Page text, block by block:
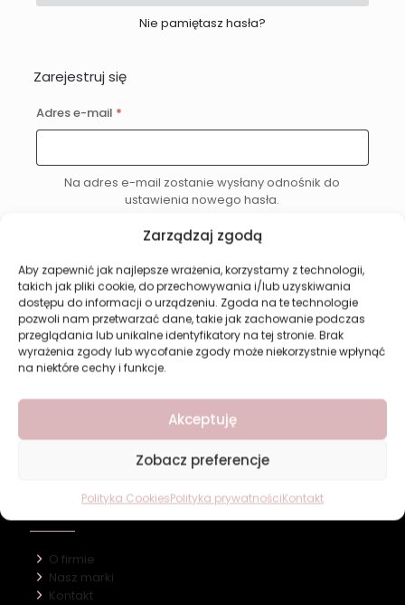
Zarządzaj zgodą
Aby zapewnić jak najlepsze wrażenia, korzystamy z technologii,
takich jak pliki cookie, do przechowywania i/lub uzyskiwania
dostępu do informacji o urządzeniu. Zgoda na te technologie
pozwoli nam przetwarzać dane, takie jak zachowanie podczas
przeglądania lub unikalne identyfikatory na tej stronie. Brak
wyrażenia zgody lub wycofanie zgody może niekorzystnie wpłynąć
na niektóre cechy i funkcje.
Akceptuję
Zobacz preferencje
Polityka CookiesPolityka prywatnościKontakt
Nie pamiętasz hasła?
Zarejestruj się
Adres e-mail *Wymagane
Na adres e-mail zostanie wysłany odnośnik do
ustawienia nowego hasła.
Twoje dane osobowe będą wykorzystywane w celu poprawy
Twojego doświadczenia na tej stronie, zarządzania dostępem do
Twojego konta oraz w innych celach opisanych na naszej stronie
polityka prywatności.
Zarejestruj się
O firmie
Nasz marki
Kontakt